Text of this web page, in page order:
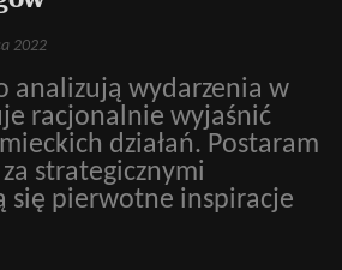
2022
analizują wydarzenia w
racjonalnie wyjaśnić
działań. Postaram
za strategicznymi
się pierwotne inspiracje